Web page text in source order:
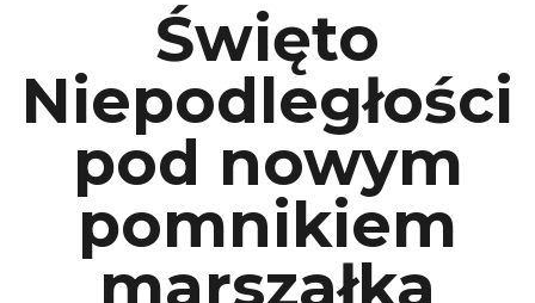
Święto
Niepodległości
pod nowym
pomnikiem
marszałka